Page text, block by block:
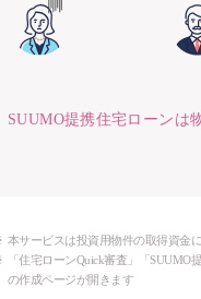
SUUMO提携住宅ローンは
本サービスは投資用物件の取得資金
「住宅ローンQuick審査」「
の作成ページが開きます